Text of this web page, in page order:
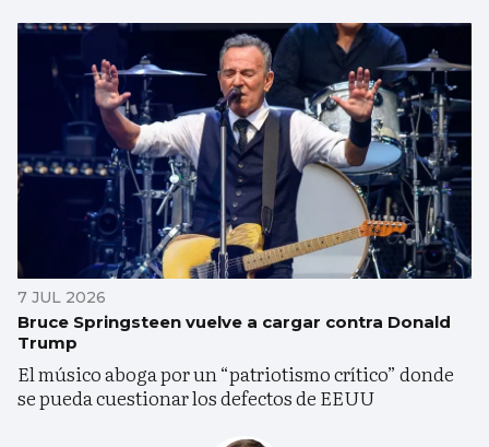
7 JUL 2026
Bruce Springsteen vuelve a cargar contra Donald
Trump
El músico aboga por un “patriotismo crítico” donde
se pueda cuestionar los defectos de EEUU